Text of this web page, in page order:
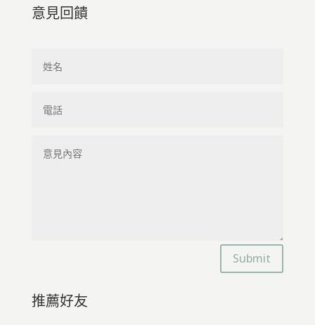
意見回饋
Submit
推薦好友